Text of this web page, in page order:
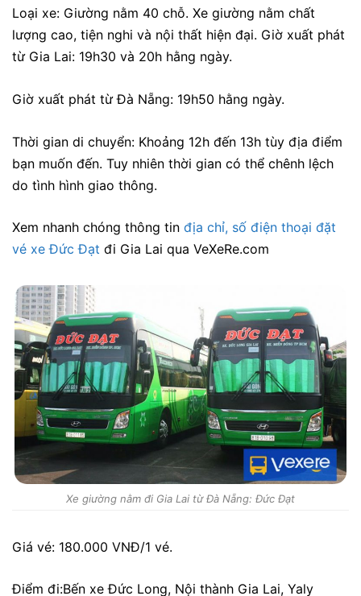
Loại xe: Giường nằm 40 chỗ. Xe giường nằm chất
lượng cao, tiện nghi và nội thất hiện đại. Giờ xuất phát
từ Gia Lai: 19h30 và 20h hằng ngày.
Giờ xuất phát từ Đà Nẵng: 19h50 hằng ngày.
Thời gian di chuyển: Khoảng 12h đến 13h tùy địa điểm
bạn muốn đến. Tuy nhiên thời gian có thể chênh lệch
do tình hình giao thông.
Xem nhanh chóng thông tin địa chỉ, số điện thoại đặt
vé xe Đức Đạt đi Gia Lai qua VeXeRe.com
Xe giường nằm đi Gia Lai từ Đà Nẵng: Đức Đạt
Giá vé: 180.000 VNĐ/1 vé.
Điểm đi:Bến xe Đức Long, Nội thành Gia Lai, Yaly